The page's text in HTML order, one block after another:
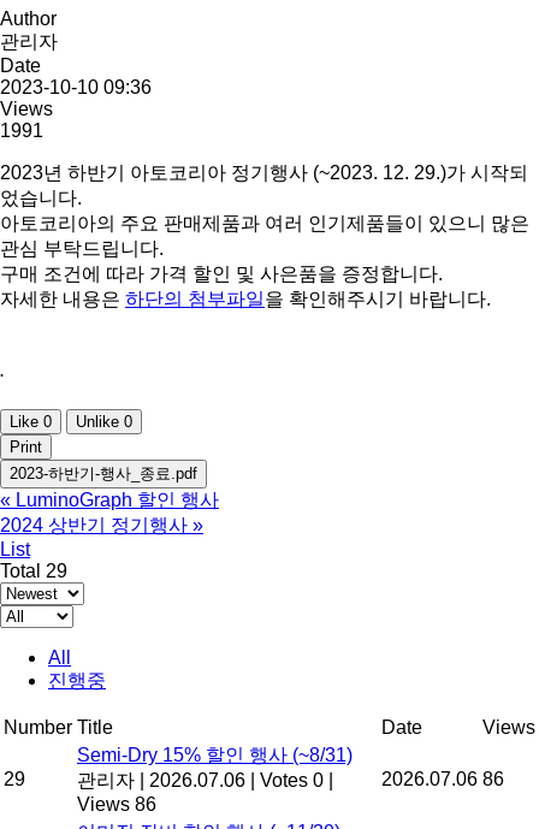
Author
관리자
Date
2023-10-10 09:36
Views
1991
2023년 하반기 아토코리아 정기행사 (~2023. 12. 29.)가 시작되
었습니다.
아토코리아의 주요 판매제품과 여러 인기제품들이 있으니 많은
관심 부탁드립니다.
구매 조건에 따라 가격 할인 및 사은품을 증정합니다.
자세한 내용은 하단의 첨부파일을 확인해주시기 바랍니다.
.
Like 0 Unlike 0
Print
2023-하반기-행사_종료.pdf
« LuminoGraph 할인 행사
2024 상반기 정기행사 »
List
Total 29
All
진행중
Number Title Date Views
29
Semi-Dry 15% 할인 행사 (~8/31)
관리자
2026.07.06 Votes 0
Views 86
2026.07.06 86